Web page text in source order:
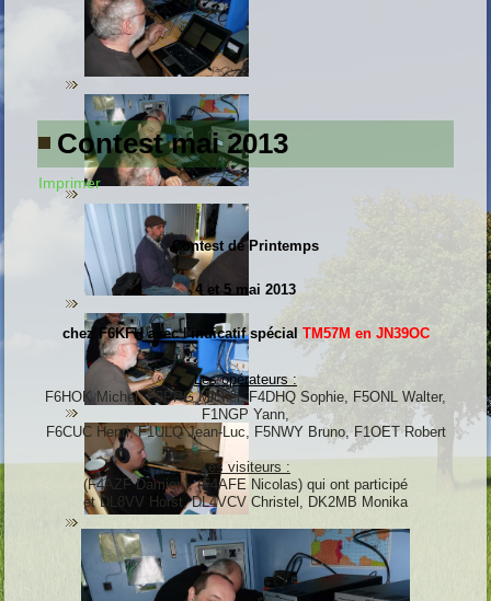
Contest mai 2013
Imprimer
Contest de Printemps
4 et 5 mai 2013
chez F6KFH avec l'indicatif spécialTM57M en JN39OC
Les opérateurs :
F6HOK Michel, F5PPG Michel, F4DHQ Sophie, F5ONL Walter,
F1NGP Yann,
F6CUC Henri, F1ULQ Jean-Luc,
F5NWY Bruno, F1OET Robert
Les visiteurs :
(F4AZF Damien), (F4AFE Nicolas) qui ont participé
et DL8VV Horst, DL4VCV Christel, DK2MB Monika